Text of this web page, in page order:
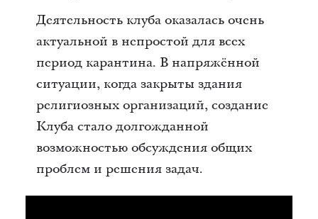
Деятельность клуба оказалась очень
актуальной в непростой для всех
период карантина. В напряжённой
ситуации, когда закрыты здания
религиозных организаций, создание
Клуба стало долгожданной
возможностью обсуждения общих
проблем и решения задач.